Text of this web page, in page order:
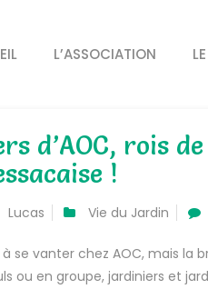
L’ASSOCIATION
d’AOC, rois
!
Lucas Vie du Jardin
se vanter chez AOC, mais la
ou en groupe, jardiniers et